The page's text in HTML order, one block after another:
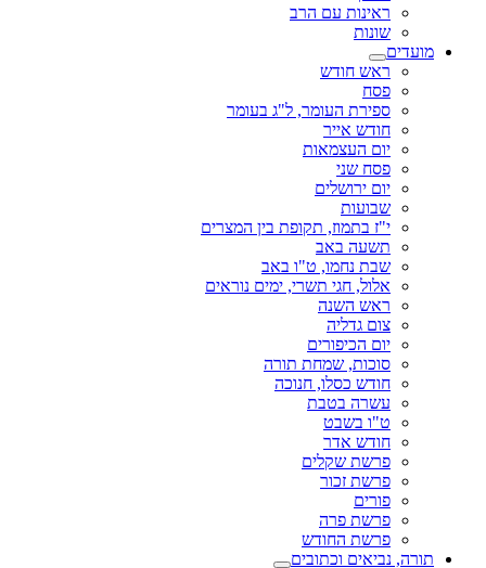
ראינות עם הרב
שונות
מועדים
ראש חודש
פסח
ספירת העומר, ל"ג בעומר
חודש אייר
יום העצמאות
פסח שני
יום ירושלים
שבועות
י"ז בתמוז, תקופת בין המצרים
תשעה באב
שבת נחמו, ט"ו באב
אלול, חגי תשרי, ימים נוראים
ראש השנה
צום גדליה
יום הכיפורים
סוכות, שמחת תורה
חודש כסלו, חנוכה
עשרה בטבת
ט"ו בשבט
חודש אדר
פרשת שקלים
פרשת זכור
פורים
פרשת פרה
פרשת החודש
תורה, נביאים וכתובים